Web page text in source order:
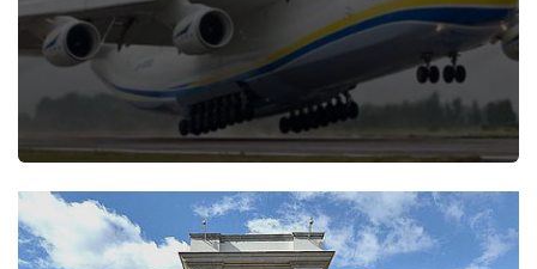
Літаки, машини, технічні засоби до та після початку війни